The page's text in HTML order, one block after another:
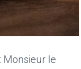
Monsieur le